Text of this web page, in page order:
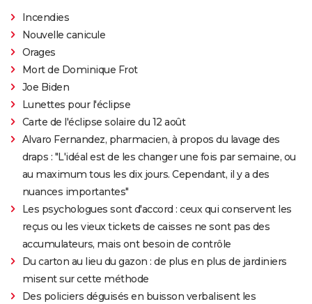
Incendies
Nouvelle canicule
Orages
Mort de Dominique Frot
Joe Biden
Lunettes pour l'éclipse
Carte de l'éclipse solaire du 12 août
Alvaro Fernandez, pharmacien, à propos du lavage des
draps : "L'idéal est de les changer une fois par semaine, ou
au maximum tous les dix jours. Cependant, il y a des
nuances importantes"
Les psychologues sont d'accord : ceux qui conservent les
reçus ou les vieux tickets de caisses ne sont pas des
accumulateurs, mais ont besoin de contrôle
Du carton au lieu du gazon : de plus en plus de jardiniers
misent sur cette méthode
Des policiers déguisés en buisson verbalisent les